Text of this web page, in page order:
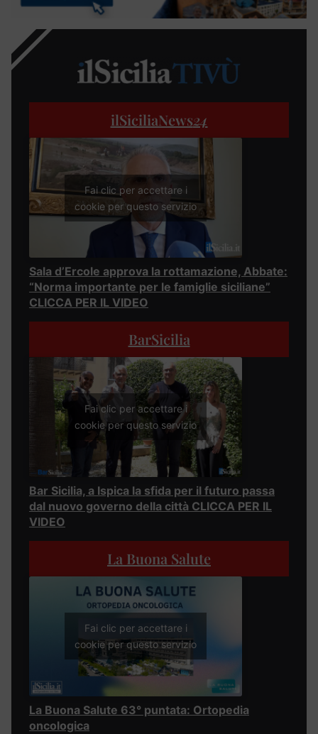
ilSiciliaNews24
Fai clic per accettare i
cookie per questo servizio
Sala d’Ercole approva la rottamazione, Abbate:
“Norma importante per le famiglie siciliane”
CLICCA PER IL VIDEO
BarSicilia
Fai clic per accettare i
cookie per questo servizio
Bar Sicilia, a Ispica la sfida per il futuro passa
dal nuovo governo della città CLICCA PER IL
VIDEO
La Buona Salute
Fai clic per accettare i
cookie per questo servizio
La Buona Salute 63° puntata: Ortopedia
oncologica